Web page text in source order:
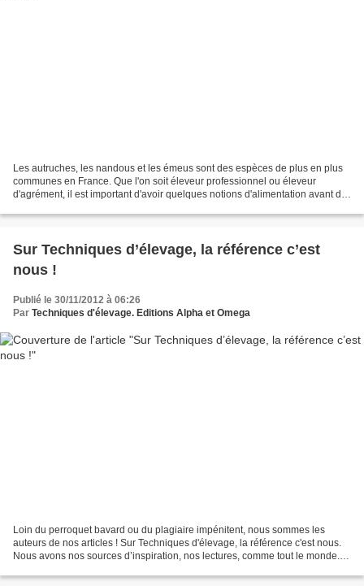
Les autruches, les nandous et les émeus sont des espèces de plus en plus
communes en France. Que l'on soit éleveur professionnel ou éleveur
d'agrément, il est important d'avoir quelques notions d'alimentation avant de
Sur Techniques d’élevage, la référence c’est
nous !
Publié le 30/11/2012 à 06:26
Par Techniques d'élevage. Editions Alpha et Omega
Loin du perroquet bavard ou du plagiaire impénitent, nous sommes les
auteurs de nos articles ! Sur Techniques d'élevage, la référence c'est nous.
Nous avons nos sources d’inspiration, nos lectures, comme tout le monde...